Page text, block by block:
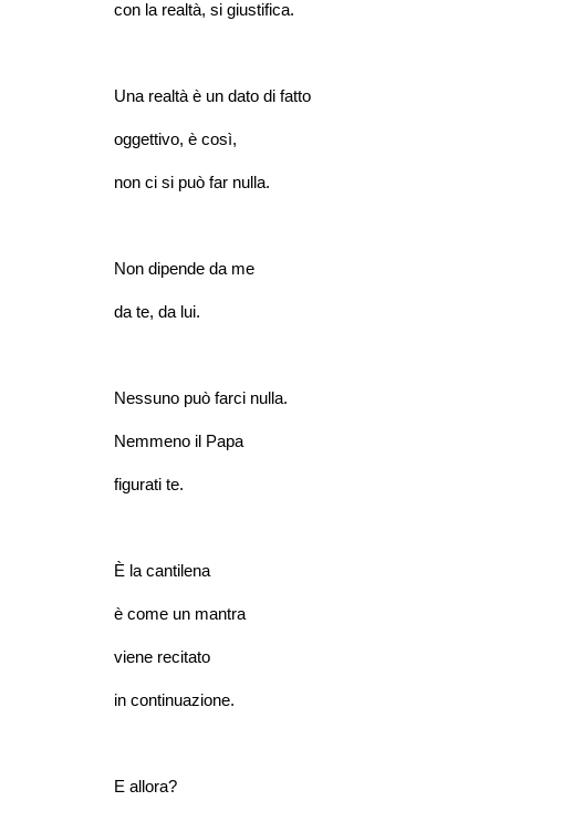
con la realtà, si giustifica.
Una realtà è un dato di fatto
oggettivo, è così,
non ci si può far nulla.
Non dipende da me
da te, da lui.
Nessuno può farci nulla.
Nemmeno il Papa
figurati te.
È la cantilena
è come un mantra
viene recitato
in continuazione.
E allora?